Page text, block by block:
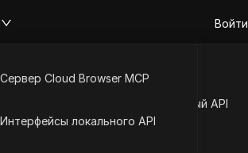
Открытый API
Сервер Cloud Browser MCP
Интерфейсы локального API
Войти